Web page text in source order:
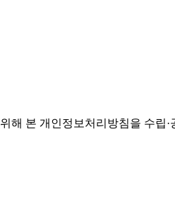
해 본 개인정보처리방침을 수립·